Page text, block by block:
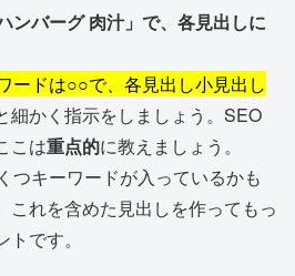
ンバーグ 肉汁」で、各見出しに
ードは○○で、各見出し小見出し
細かく指示をしましょう。SEO
こは重点的に教えましょう。
つキーワードが入っているかも
これを含めた見出しを作ってもっ
です。